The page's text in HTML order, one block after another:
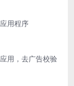
用程序
用，去广告校验